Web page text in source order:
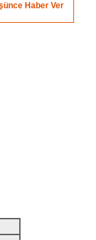
Haber Ver